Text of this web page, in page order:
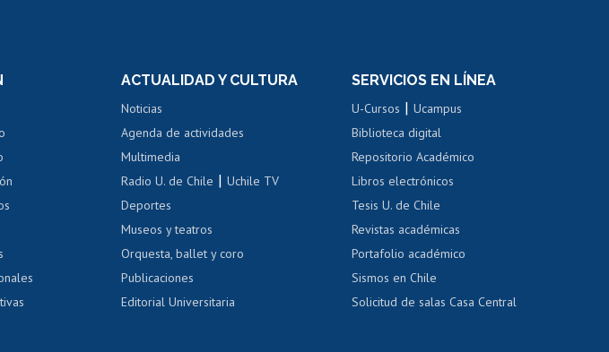
AUCAI
Portal de movilidad interna
Certificado de renta
Certificado de renta
Gestión de correo uchile
Movilidad Estudiantil
Cursos de español
Acoso laboral, sexual y violencia
ACTUALIDAD Y CULTURA
Noticias
Agenda de actividades
Multimedia
Radio U. de Chile |Uchile TV
Deportes
Museos y teatros
Orquesta, ballet y coro
Publicaciones
Editorial Universitaria
SERVICIOS EN LÍNEA
U-Cursos |Ucampus
Biblioteca digital
Repositorio Académico
Libros electrónicos
Tesis U. de Chile
Revistas académicas
Portafolio académico
Sismos en Chile
Solicitud de salas Casa Central